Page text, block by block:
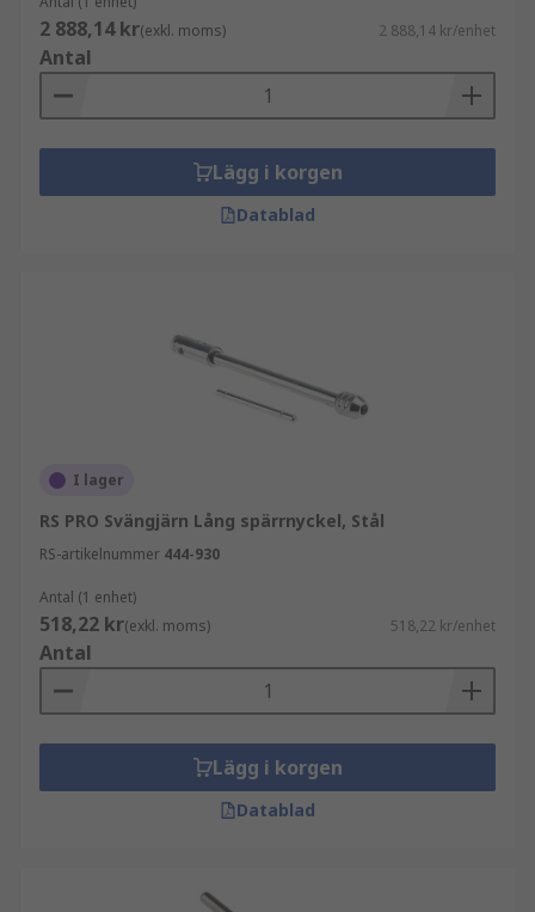
2 888,14 kr(exkl. moms) 2 888,14 kr/enhet
Antal
Lägg i korgen
Datablad
I lager
RS PRO Svängjärn Lång spärrnyckel, Stål
RS-artikelnummer 444-930
Antal (1 enhet)
518,22 kr(exkl. moms) 518,22 kr/enhet
Antal
Lägg i korgen
Datablad